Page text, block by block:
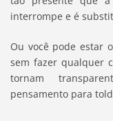
interrompe e é
Ou você pode estar
sem fazer qualquer
tornam
pensamento para